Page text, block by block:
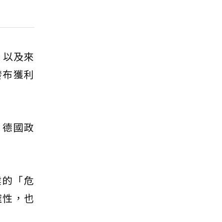
及來
獲利
國政
「危
，也